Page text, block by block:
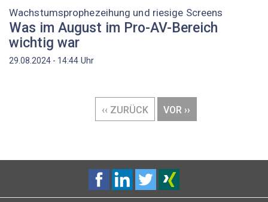
Wachstumsprophezeihung und riesige Screens
Was im August im Pro-AV-Bereich
wichtig war
29.08.2024 - 14:44 Uhr
VORHERIGE
SEITE
‹‹ ZURÜCK
NÄCHSTE
SEITE
VOR ››